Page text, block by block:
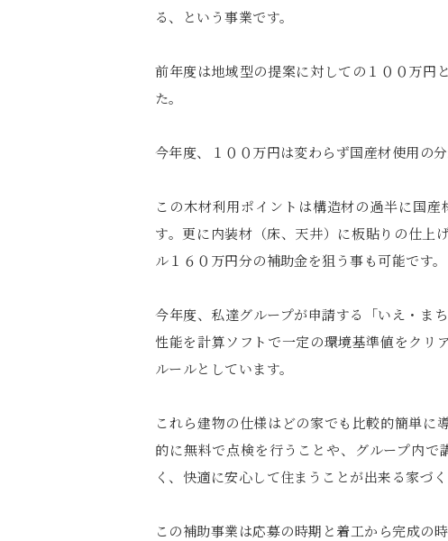
る、という事業です。
前年度は地域型の提案に対しての１００万円
た。
今年度、１００万円は変わらず国産材使用の
この木材利用ポイントは構造材の過半に国
す。更に内装材（床、天井）に板貼りの仕上
ル１６０万円分の補助金を狙う事も可能です。
今年度、私達グループが申請する「いえ・ま
性能を計算ソフトで一定の環境基準値をクリ
ルールとしています。
これら建物の仕様はどの家でも比較的簡単
的に無料で点検を行うことや、グループ内
く、快適に安心して住まうことが出来る家づ
この補助事業は応募の時期と着工から完成の